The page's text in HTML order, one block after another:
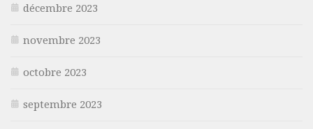
décembre 2023
novembre 2023
octobre 2023
septembre 2023